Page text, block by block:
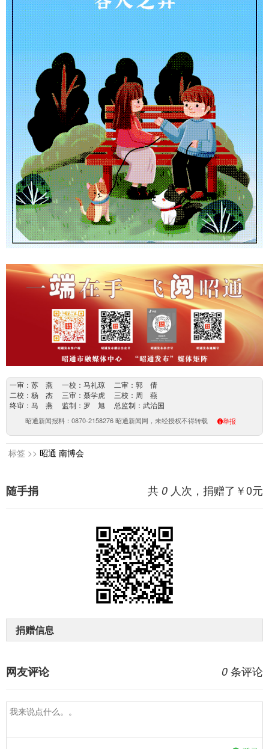
一审：苏 燕 一校：马礼琼 二审：郭 倩
二校：杨 杰 三审：聂学虎 三校：周 燕
终审：马 燕 监制：罗 旭 总监制：武治国
昭通新闻报料：0870-2158276 昭通新闻网，未经授权不得转载 举报
标签 >> 昭通 南博会
共 0 人次，捐赠了￥0元
随手捐
捐赠信息
0 条评论
网友评论